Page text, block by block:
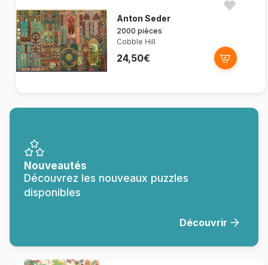
Anton Seder
2000 pièces
Cobble Hill
24,50€
Nouveautés
Découvrez les nouveaux puzzles
disponibles
Découvrir